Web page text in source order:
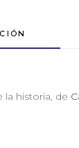
la historia, de